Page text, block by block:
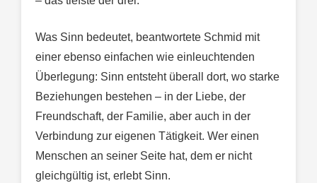
Was Sinn bedeutet, beantwortete Schmid mit
einer ebenso einfachen wie einleuchtenden
Überlegung: Sinn entsteht überall dort, wo starke
Beziehungen bestehen – in der Liebe, der
Freundschaft, der Familie, aber auch in der
Verbindung zur eigenen Tätigkeit. Wer einen
Menschen an seiner Seite hat, dem er nicht
gleichgültig ist, erlebt Sinn.